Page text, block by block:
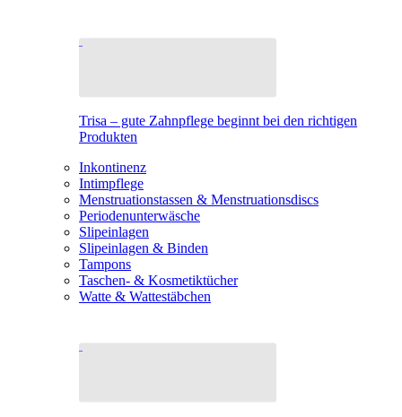
Trisa – gute Zahnpflege beginnt bei den richtigen
Produkten
Inkontinenz
Intimpflege
Menstruationstassen & Menstruationsdiscs
Periodenunterwäsche
Slipeinlagen
Slipeinlagen & Binden
Tampons
Taschen- & Kosmetiktücher
Watte & Wattestäbchen